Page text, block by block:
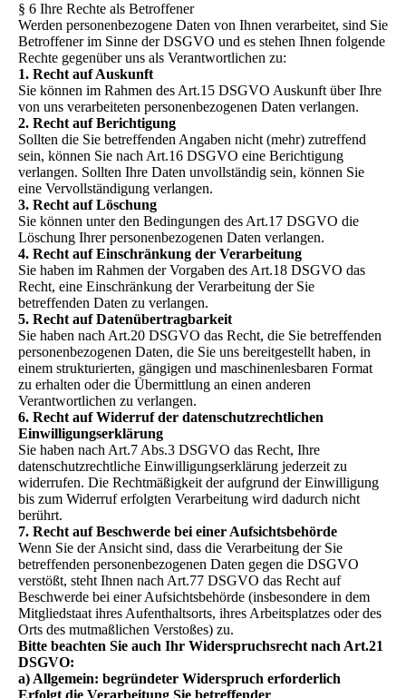
§ 6 Ihre Rechte als Betroffener
Werden personenbezogene Daten von Ihnen verarbeitet, sind Sie
Betroffener im Sinne der DSGVO und es stehen Ihnen folgende
Rechte gegenüber uns als Verantwortlichen zu:
1. Recht auf Auskunft
Sie können im Rahmen des Art.15 DSGVO Auskunft über Ihre
von uns verarbeiteten personenbezogenen Daten verlangen.
2. Recht auf Berichtigung
Sollten die Sie betreffenden Angaben nicht (mehr) zutreffend
sein, können Sie nach Art.16 DSGVO eine Berichtigung
verlangen. Sollten Ihre Daten unvollständig sein, können Sie
eine Vervollständigung verlangen.
3. Recht auf Löschung
Sie können unter den Bedingungen des Art.17 DSGVO die
Löschung Ihrer personenbezogenen Daten verlangen.
4. Recht auf Einschränkung der Verarbeitung
Sie haben im Rahmen der Vorgaben des Art.18 DSGVO das
Recht, eine Einschränkung der Verarbeitung der Sie
betreffenden Daten zu verlangen.
5. Recht auf Datenübertragbarkeit
Sie haben nach Art.20 DSGVO das Recht, die Sie betreffenden
personenbezogenen Daten, die Sie uns bereitgestellt haben, in
einem strukturierten, gängigen und maschinenlesbaren Format
zu erhalten oder die Übermittlung an einen anderen
Verantwortlichen zu verlangen.
6. Recht auf Widerruf der datenschutzrechtlichen
Einwilligungserklärung
Sie haben nach Art.7 Abs.3 DSGVO das Recht, Ihre
datenschutzrechtliche Einwilligungserklärung jederzeit zu
widerrufen. Die Rechtmäßigkeit der aufgrund der Einwilligung
bis zum Widerruf erfolgten Verarbeitung wird dadurch nicht
berührt.
7. Recht auf Beschwerde bei einer Aufsichtsbehörde
Wenn Sie der Ansicht sind, dass die Verarbeitung der Sie
betreffenden personenbezogenen Daten gegen die DSGVO
verstößt, steht Ihnen nach Art.77 DSGVO das Recht auf
Beschwerde bei einer Aufsichtsbehörde (insbesondere in dem
Mitgliedstaat ihres Aufenthaltsorts, ihres Arbeitsplatzes oder des
Orts des mutmaßlichen Verstoßes) zu.
Bitte beachten Sie auch Ihr Widerspruchsrecht nach Art.21
DSGVO:
a) Allgemein: begründeter Widerspruch erforderlich
Erfolgt die Verarbeitung Sie betreffender